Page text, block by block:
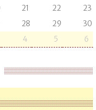
21 22
23
28 29
30
4 5 6